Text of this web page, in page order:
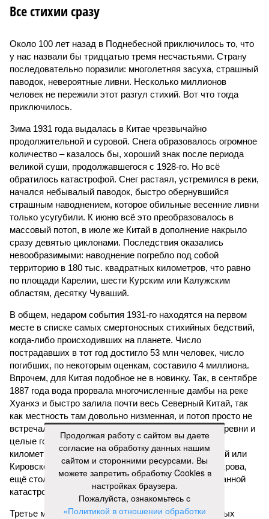
Все стихии сразу
Около 100 лет назад в Поднебесной приключилось то, что
у нас назвали бы тридцатью тремя несчастьями. Страну
последовательно поразили: многолетняя засуха, страшный
паводок, невероятные ливни. Несколько миллионов
человек не пережили этот разгул стихий. Вот что тогда
приключилось.
Зима 1931 года выдалась в Китае чрезвычайно
продолжительной и суровой. Снега образовалось огромное
количество – казалось бы, хороший знак после периода
великой суши, продолжавшегося с 1928-го. Но всё
обратилось катастрофой. Снег растаял, устремился в реки,
начался небывалый паводок, быстро обернувшийся
страшным наводнением, которое обильные весенние ливни
только усугубили. К июню всё это преобразовалось в
массовый потоп, в июле же Китай в дополнение накрыло
сразу девятью циклонами. Последствия оказались
невообразимыми: наводнение погребло под собой
территорию в 180 тыс. квадратных километров, что равно
по площади Карелии, шести Курским или Калужским
областям, десятку Чуваший.
В общем, недаром события 1931-го находятся на первом
месте в списке самых смертоносных стихийных бедствий,
когда-либо происходивших на планете. Число
пострадавших в тот год достигло 53 млн человек, число
погибших, по некоторым оценкам, составило 4 миллиона.
Впрочем, для Китая подобное не в новинку. Так, в сентябре
1887 года вода прорвала многочисленные дамбы на реке
Хуанхэ и быстро залила почти весь Северный Китай, так
как местность там довольно низменная, и потоп просто не
встречал препятствий на своём пути, уничтожая деревни и
целые города. Водой залило 130 тыс. квадратных
километров (а это больше территорий Оренбургской или
Кировской областей), 2 млн человек остались без крова,
ещё столько же погибли в результате спровоцированной
катастрофой пандемии.
Третье место по кровожадности в рейтинге стихийных
Продолжая работу с сайтом вы даете
согласие на обработку данных нашим
сайтом и сторонними ресурсами. Вы
можете запретить обработку Cookies в
настройках браузера.
Пожалуйста, ознакомьтесь с
«Политикой в отношении обработки